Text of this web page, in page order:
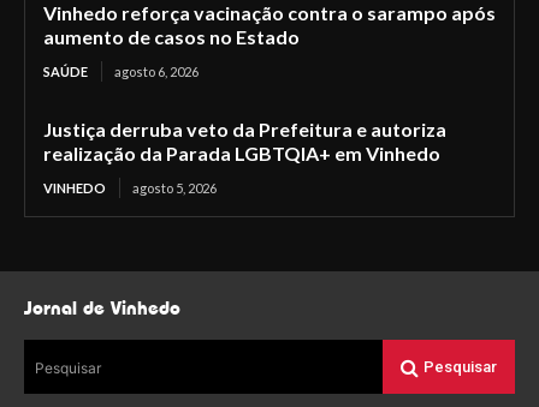
Vinhedo reforça vacinação contra o sarampo após
aumento de casos no Estado
SAÚDE agosto 6, 2026
Justiça derruba veto da Prefeitura e autoriza
realização da Parada LGBTQIA+ em Vinhedo
VINHEDO agosto 5, 2026
Jornal de Vinhedo
Pesquisar Pesquisar